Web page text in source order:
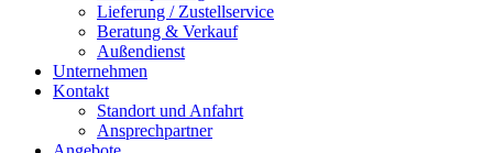
Lieferung / Zustellservice
Beratung & Verkauf
Außendienst
Unternehmen
Kontakt
Standort und Anfahrt
Ansprechpartner